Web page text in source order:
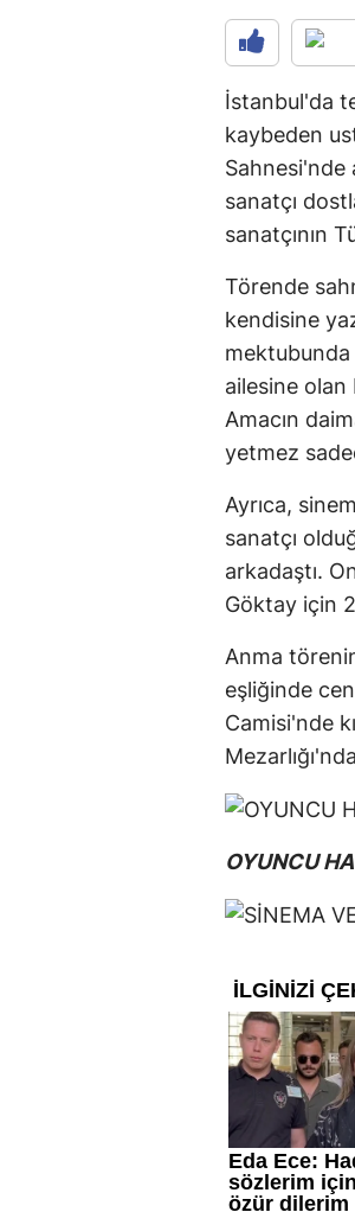
İstanbul'da
kaybeden
Sahnesi'nde
sanatçı
sanatçının
Törende
kendisine
mektubunda
ailesine olan
Amacın
yetmez
Ayrıca,
sanatçı
arkadaştı.
Göktay için
Anma
eşliğinde
Camisi'nde
OYUNCU